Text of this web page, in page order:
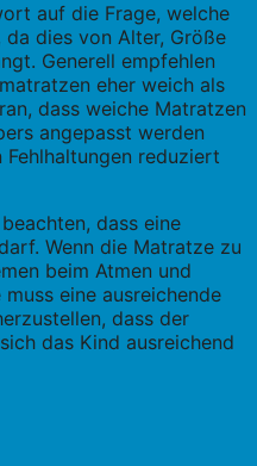
auf die Frage, welche
dies von Alter, Größe
Generell empfehlen
eher weich als
dass weiche Matratzen
angepasst werden
reduziert
dass eine
Wenn die Matratze zu
beim Atmen und
eine ausreichende
dass der
das Kind ausreichend